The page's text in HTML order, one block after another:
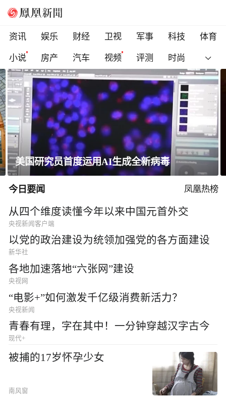
资讯 娱乐 财经 卫视 军事 科技
体育
小说
房产 汽车 视频 评测 时尚
一条隐蔽精干、长期潜伏的道路
今日要闻 凤凰热榜
从四个维度读懂今年以来中国元首外交
央视新闻客户端
以党的政治建设为统领加强党的各方面建设
新华社
各地加速落地“六张网”建设
央视网
“电影+”如何激发千亿级消费新活力？
央视新闻
青春有理，字在其中！一分钟穿越汉字古今
现代+
被捕的17岁怀孕少女
南风窗